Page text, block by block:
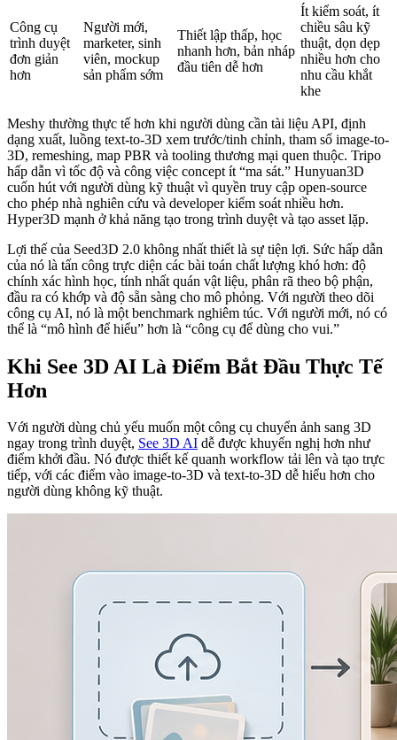
Công cụ
trình duyệt
đơn giản
hơn
Người mới,
marketer, sinh
viên, mockup
sản phẩm sớm
Thiết lập thấp, học
nhanh hơn, bản nháp
đầu tiên dễ hơn
Ít kiểm soát, ít
chiều sâu kỹ
thuật, dọn dẹp
nhiều hơn cho
nhu cầu khắt
khe
Meshy thường thực tế hơn khi người dùng cần tài liệu API, định
dạng xuất, luồng text-to-3D xem trước/tinh chỉnh, tham số image-to-
3D, remeshing, map PBR và tooling thương mại quen thuộc. Tripo
hấp dẫn vì tốc độ và công việc concept ít “ma sát.” Hunyuan3D
cuốn hút với người dùng kỹ thuật vì quyền truy cập open-source
cho phép nhà nghiên cứu và developer kiểm soát nhiều hơn.
Hyper3D mạnh ở khả năng tạo trong trình duyệt và tạo asset lặp.
Lợi thế của Seed3D 2.0 không nhất thiết là sự tiện lợi. Sức hấp dẫn
của nó là tấn công trực diện các bài toán chất lượng khó hơn: độ
chính xác hình học, tính nhất quán vật liệu, phân rã theo bộ phận,
đầu ra có khớp và độ sẵn sàng cho mô phỏng. Với người theo dõi
công cụ AI, nó là một benchmark nghiêm túc. Với người mới, nó có
thể là “mô hình để hiểu” hơn là “công cụ để dùng cho vui.”
Khi See 3D AI Là Điểm Bắt Đầu Thực Tế
Hơn
Với người dùng chủ yếu muốn một công cụ chuyển ảnh sang 3D
ngay trong trình duyệt, See 3D AI dễ được khuyến nghị hơn như
điểm khởi đầu. Nó được thiết kế quanh workflow tải lên và tạo trực
tiếp, với các điểm vào image-to-3D và text-to-3D dễ hiểu hơn cho
người dùng không kỹ thuật.